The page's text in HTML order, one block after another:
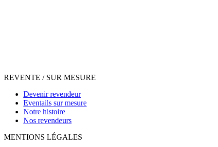
REVENTE / SUR MESURE
Devenir revendeur
Eventails sur mesure
Notre histoire
Nos revendeurs
MENTIONS LÉGALES